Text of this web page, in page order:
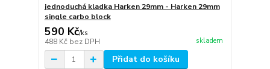
jednoduchá kladka Harken 29mm - Harken 29mm
single carbo block
590 Kč/ks
488 Kč bez DPH skladem
Přidat do košíku